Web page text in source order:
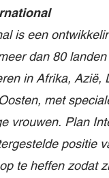
is een
dan 80
in Afrika, Azië,
met
vrouwen. Plan
positie
te heffen zodat